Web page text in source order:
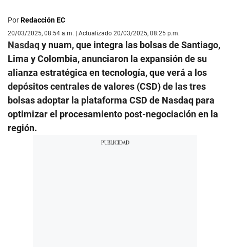
PorRedacción EC
20/03/2025, 08:54 a.m. | Actualizado 20/03/2025, 08:25 p.m.
Nasdaqy nuam, que integra las bolsas de Santiago,
Lima y Colombia, anunciaron la expansión de su
alianza estratégica en tecnología, que verá a los
depósitos centrales de valores (CSD) de las tres
bolsas adoptar la plataforma CSD de Nasdaq para
optimizar el procesamiento post-negociación en la
región.